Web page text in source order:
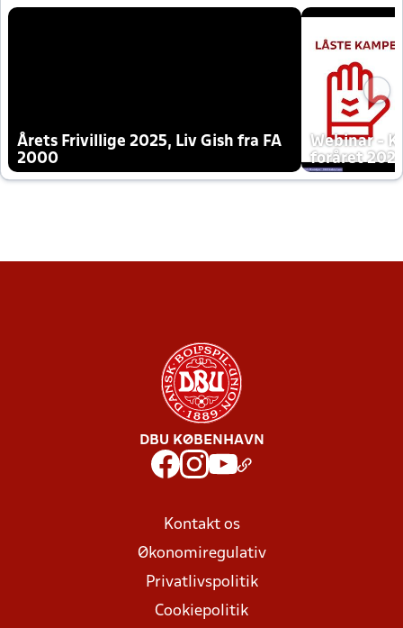
Årets Frivillige 2025, Liv Gish fra FA
2000
Webinar -
foråret
DBU KØBENHAVN
Kontakt os
Økonomiregulativ
Privatlivspolitik
Cookiepolitik